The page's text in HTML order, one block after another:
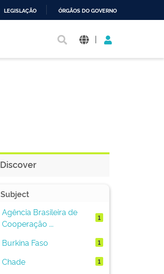
LEGISLAÇÃO ÓRGÃOS DO GOVERNO
|
Discover
Subject
Agência Brasileira de
Cooperação ...
1
Burkina Faso 1
Chade 1